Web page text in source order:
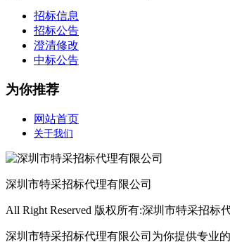
招标信息
招标公告
澄清修改
中标公告
为你推荐
网站首页
关于我们
深圳市特采招标代理有限公司
All Right Reserved 版权所有:深圳市特采招标
深圳市特采招标代理有限公司为你提供专业